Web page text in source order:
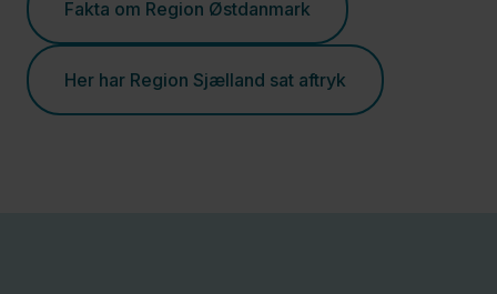
Fakta om Region Østdanmark
Her har Region Sjælland sat aftryk